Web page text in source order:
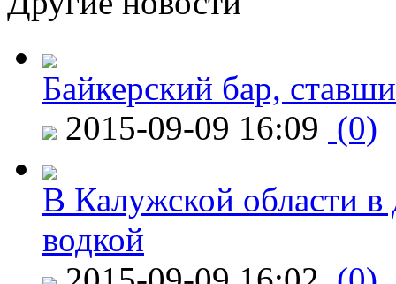
Байкерский бар,
2015-09-09 16:09 (0)
В Калужской области в
водкой